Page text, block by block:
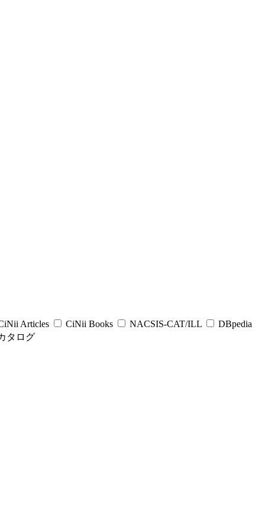
Articles CiNii Books NACSIS-CAT/ILL
DBpedia
タログ